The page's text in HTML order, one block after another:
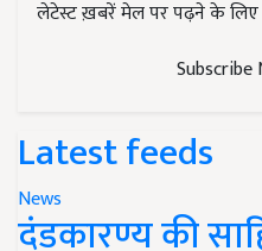
लेटेस्ट ख़बरें मेल पर पढ़ने के लिए
Latest feeds
News
दंडकारण्य की